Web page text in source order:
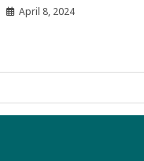
April 8, 2024